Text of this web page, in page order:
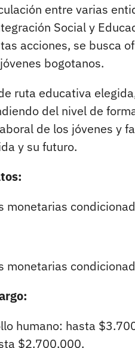
entre varias
Social y
acciones, se busca
bogotanos.
ruta educativa
del nivel de
de los jóvenes y
y su futuro.
monetarias
monetarias
humano: hasta
$2.700.000.